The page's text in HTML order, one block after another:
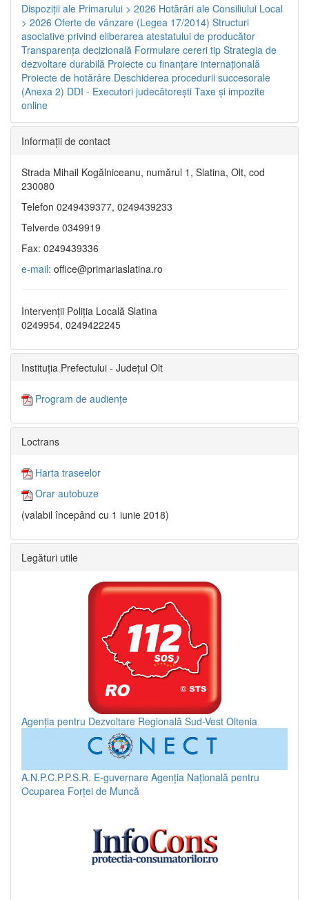
Dispoziţii ale Primarului > 2026 Hotărâri ale Consiliului Local
> 2026 Oferte de vânzare (Legea 17/2014) Structuri
asociative privind eliberarea atestatului de producător
Transparenţa decizională Formulare cereri tip Strategia de
dezvoltare durabilă Proiecte cu finanţare internaţională
Proiecte de hotărâre Deschiderea procedurii succesorale
(Anexa 2) DDI - Executori judecătorești Taxe şi impozite
online
Informaţii de contact
Strada Mihail Kogălniceanu, numărul 1, Slatina, Olt, cod
230080
Telefon 0249439377, 0249439233
Telverde 0349919
Fax: 0249439336
e-mail: office@primariaslatina.ro
Intervenții Poliția Locală Slatina
0249954, 0249422245
Instituția Prefectului - Județul Olt
Program de audiențe
Loctrans
Harta traseelor
Orar autobuze
(valabil începând cu 1 iunie 2018)
Legături utile
Agenția pentru Dezvoltare Regională Sud-Vest Oltenia
A.N.P.C.P.P.S.R. E-guvernare Agenția Națională pentru
Ocuparea Forței de Muncă